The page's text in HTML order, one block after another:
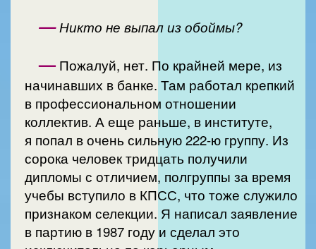
—Никто не выпал из обоймы?
— Пожалуй, нет. По крайней мере, из
начинавших в банке. Там работал крепкий
в профессиональном отношении
коллектив. А еще раньше, в институте,
я попал в очень сильную 222-ю группу. Из
сорока человек тридцать получили
дипломы с отличием, полгруппы за время
учебы вступило в КПСС, что тоже служило
признаком селекции. Я написал заявление
в партию в 1987 году и сделал это